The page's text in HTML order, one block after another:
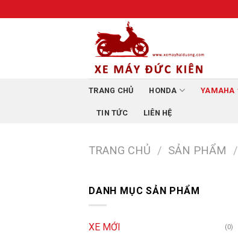
TRANG CHỦ HONDA YAMAHA
TIN TỨC LIÊN HỆ
TRANG CHỦ / SẢN PHẨM /
DANH MỤC SẢN PHẨM
XE MỚI (0)